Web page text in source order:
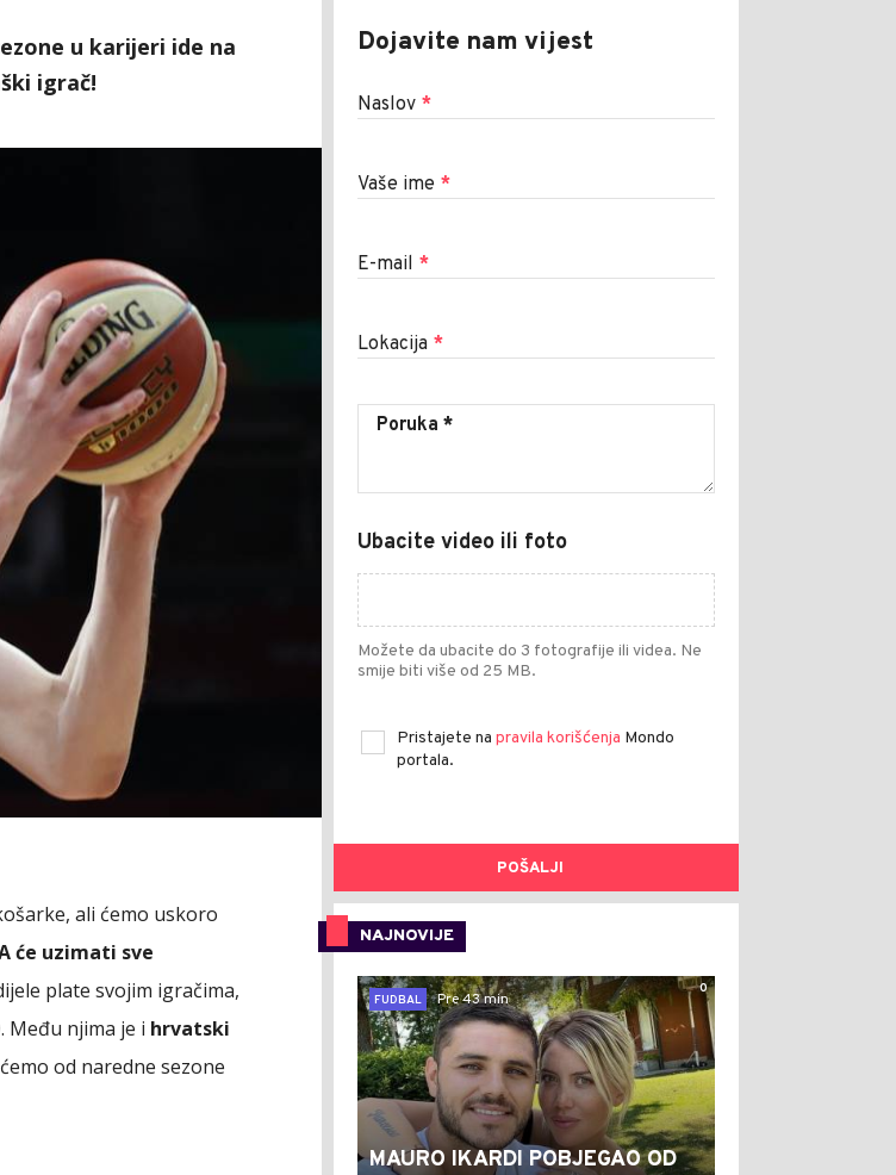
u karijeri ide na
igrač!
ali ćemo uskoro
će uzimati sve
plate svojim igračima,
Među njima je i hrvatski
od naredne sezone
Dojavite nam vijest
Naslov *
Vaše ime *
E-mail *
Lokacija *
Ubacite video ili foto
Možete da ubacite do 3 fotografije ili videa. Ne
smije biti više od 25 MB.
Pristajete na pravila korišćenja Mondo
portala.
POŠALJI
NAJNOVIJE
0
FUDBAL
Pre 43 min
MAURO IKARDI POBJEGAO OD